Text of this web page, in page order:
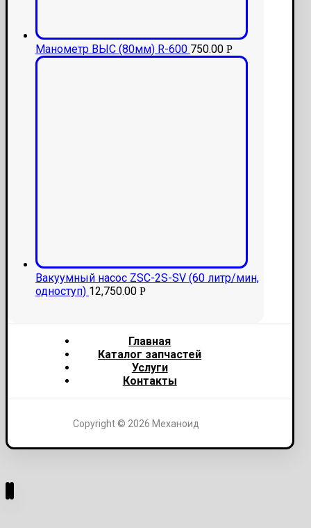
Манометр ВЫС (80мм) R-600 750.00 Р
Вакуумный насос ZSC-2S-SV (60 литр/мин,
одноступ) 12,750.00 Р
Главная
Каталог запчастей
Услуги
Контакты
Copyright © 2026 Механоид